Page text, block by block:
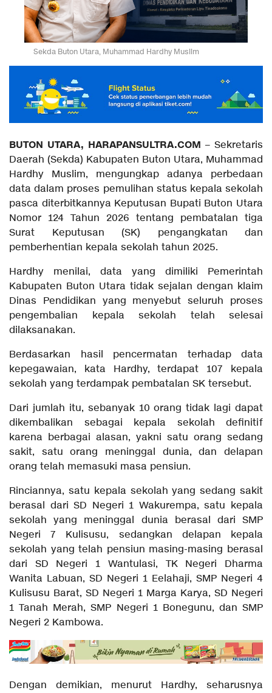
Sekda Buton Utara, Muhammad Hardhy Muslim
BUTON UTARA, HARAPANSULTRA.COM – Sekretaris
Daerah (Sekda) Kabupaten Buton Utara, Muhammad
Hardhy Muslim, mengungkap adanya perbedaan
data dalam proses pemulihan status kepala sekolah
pasca diterbitkannya Keputusan Bupati Buton Utara
Nomor 124 Tahun 2026 tentang pembatalan tiga
Surat Keputusan (SK) pengangkatan dan
pemberhentian kepala sekolah tahun 2025.
Hardhy menilai, data yang dimiliki Pemerintah
Kabupaten Buton Utara tidak sejalan dengan klaim
Dinas Pendidikan yang menyebut seluruh proses
pengembalian kepala sekolah telah selesai
dilaksanakan.
Berdasarkan hasil pencermatan terhadap data
kepegawaian, kata Hardhy, terdapat 107 kepala
sekolah yang terdampak pembatalan SK tersebut.
Dari jumlah itu, sebanyak 10 orang tidak lagi dapat
dikembalikan sebagai kepala sekolah definitif
karena berbagai alasan, yakni satu orang sedang
sakit, satu orang meninggal dunia, dan delapan
orang telah memasuki masa pensiun.
Rinciannya, satu kepala sekolah yang sedang sakit
berasal dari SD Negeri 1 Wakurempa, satu kepala
sekolah yang meninggal dunia berasal dari SMP
Negeri 7 Kulisusu, sedangkan delapan kepala
sekolah yang telah pensiun masing-masing berasal
dari SD Negeri 1 Wantulasi, TK Negeri Dharma
Wanita Labuan, SD Negeri 1 Eelahaji, SMP Negeri 4
Kulisusu Barat, SD Negeri 1 Marga Karya, SD Negeri
1 Tanah Merah, SMP Negeri 1 Bonegunu, dan SMP
Negeri 2 Kambowa.
Dengan demikian, menurut Hardhy, seharusnya